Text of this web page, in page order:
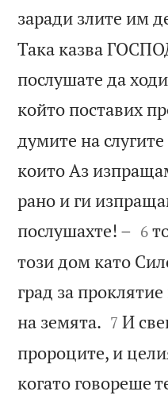
заради злите им
Така казва
послушате да
който поставих
думите на
които Аз
рано и ги
послушахте! – 

6
този дом като
град за
на земята. 

7 И
пророците, и
когато говореше